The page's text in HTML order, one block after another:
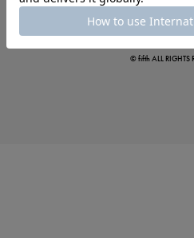
© fifth ALL RIGHTS